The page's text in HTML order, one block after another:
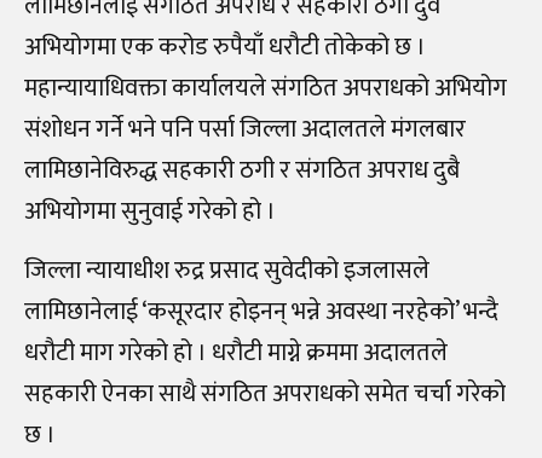
अभियोगमा एक करोड रुपैयाँ धरौटी तोकेको छ ।
महान्यायाधिवक्ता कार्यालयले संगठित अपराधको अभियोग
संशोधन गर्ने भने पनि पर्सा जिल्ला अदालतले मंगलबार
लामिछानेविरुद्ध सहकारी ठगी र संगठित अपराध दुबै
अभियोगमा सुनुवाई गरेको हो ।
जिल्ला न्यायाधीश रुद्र प्रसाद सुवेदीको इजलासले
लामिछानेलाई ‘कसूरदार होइनन् भन्ने अवस्था नरहेको’ भन्दै
धरौटी माग गरेको हो । धरौटी माग्ने क्रममा अदालतले
सहकारी ऐनका साथै संगठित अपराधको समेत चर्चा गरेको
छ ।